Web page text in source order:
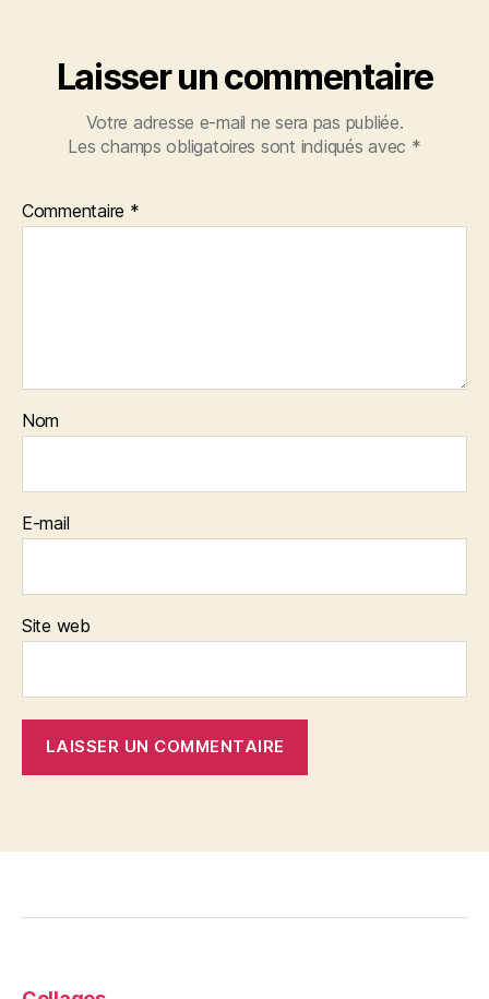
Laisser un commentaire
Votre adresse e-mail ne sera pas publiée.
Les champs obligatoires sont indiqués avec *
Commentaire *
Nom
E-mail
Site web